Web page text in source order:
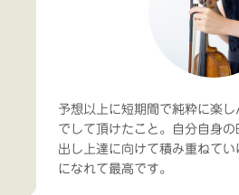
予想以上に短期間で純粋に楽
でして頂けたこと。自分自身
出し上達に向けて積み重ねて
になれて最高です。